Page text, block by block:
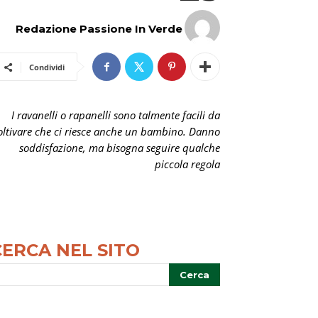
Redazione Passione In Verde
Condividi
I ravanelli o rapanelli sono talmente facili da
che ci riesce anche un bambino. Danno
soddisfazione, ma bisogna seguire qualche
piccola regola
NEL SITO